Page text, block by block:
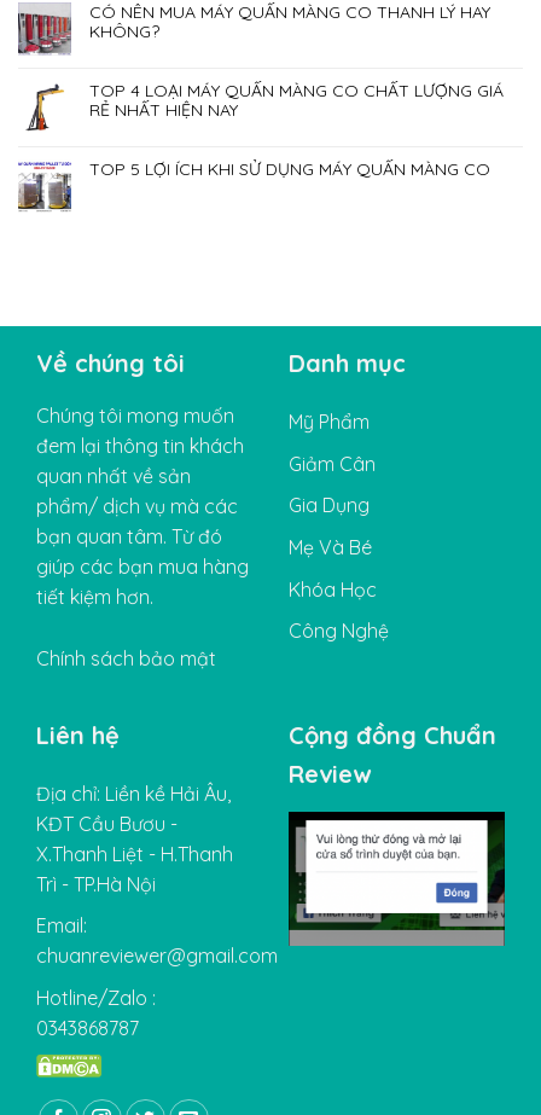
CÓ NÊN MUA MÁY QUẤN MÀNG CO THANH LÝ HAY
KHÔNG?
TOP 4 LOẠI MÁY QUẤN MÀNG CO CHẤT LƯỢNG GIÁ
RẺ NHẤT HIỆN NAY
TOP 5 LỢI ÍCH KHI SỬ DỤNG MÁY QUẤN MÀNG CO
Về chúng tôi
Chúng tôi mong muốn
đem lại thông tin khách
quan nhất về sản
phẩm/ dịch vụ mà các
bạn quan tâm. Từ đó
giúp các bạn mua hàng
tiết kiệm hơn.
Chính sách bảo mật
Danh mục
Mỹ Phẩm
Giảm Cân
Gia Dụng
Mẹ Và Bé
Khóa Học
Công Nghệ
Liên hệ
Địa chỉ: Liền kề Hải Âu,
KĐT Cầu Bươu -
X.Thanh Liệt - H.Thanh
Trì - TP.Hà Nội
Email:
chuanreviewer@gmail.com
Hotline/Zalo :
0343868787
Cộng đồng Chuẩn
Review